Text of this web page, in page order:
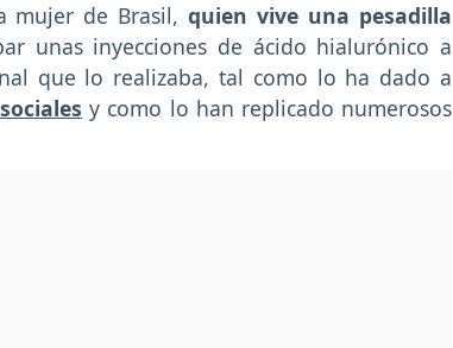
mujer de Brasil,quien vive una pesadilla
unas inyecciones de ácido hialurónico a
que lo realizaba, tal como lo ha dado a
y como lo han replicado numerosos